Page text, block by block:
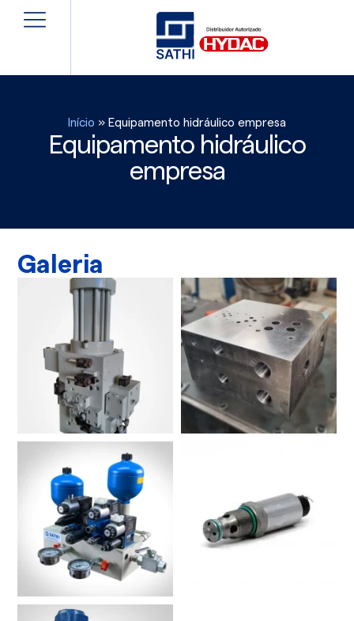
Início » Equipamento hidráulico empresa
Equipamento hidráulico
empresa
Galeria